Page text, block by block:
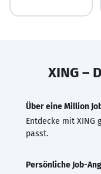
XING –
Über eine Million
Entdecke mit XING
passt.
Persönliche Job-